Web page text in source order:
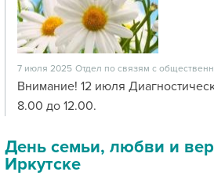
7 июля 2025 Отдел по связям с
Внимание! 12 июля
8.00 до 12.00.
День семьи, любви и
Иркутске